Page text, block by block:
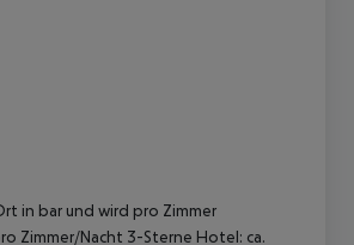
in bar und wird pro Zimmer
Zimmer/Nacht 3-Sterne Hotel: ca.